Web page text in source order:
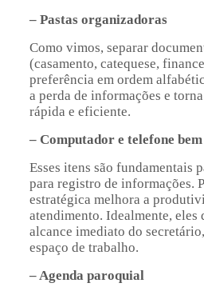
– Pastas organizadoras
Como vimos, separar
(casamento, catequese,
preferência em ordem
a perda de informações e
rápida e eficiente.
– Computador e telefone
Esses itens são fundamentais
para registro de informações.
estratégica melhora a
atendimento. Idealmente, eles
alcance imediato do
espaço de trabalho.
– Agenda paroquial